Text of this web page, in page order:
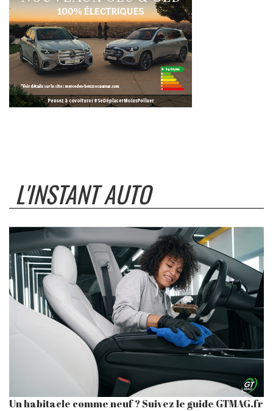
L'INSTANT AUTO
Un habitacle comme neuf ? Suivez le guide GTMAG.fr